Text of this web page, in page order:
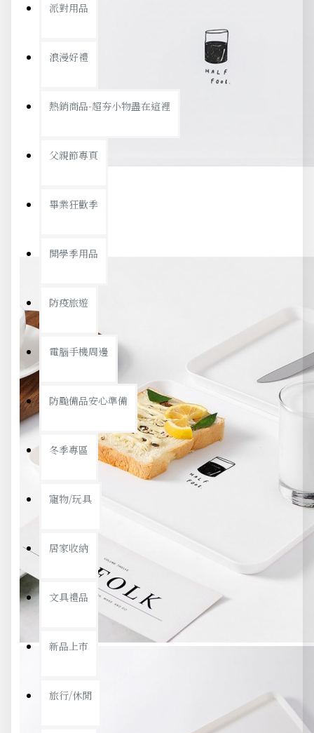
派對用品
浪漫好禮
熱銷商品-超夯小物盡在這裡
父親節專頁
畢業狂歡季
開學季用品
防疫旅遊
電腦手機周邊
防颱備品安心準備
冬季專區
寵物/玩具
居家收納
文具禮品
新品上市
旅行/休閒